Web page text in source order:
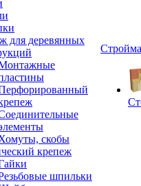
для деревянных
скобы
крепеж
шпильки